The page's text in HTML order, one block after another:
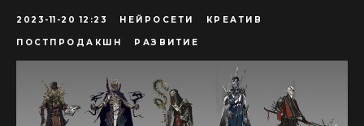
2023-11-20 12:23 НЕЙРОСЕТИ КРЕАТИВ
ПОСТПРОДАКШН РАЗВИТИЕ